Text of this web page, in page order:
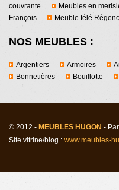
couvrante
Meubles en
François
Meuble télé
NOS MEUBLES :
Argentiers Armoires
Bonnetières
Bouillotte
© 2012 - MEUBLES HUGON -
Site vitrine/blog : www.meubles-